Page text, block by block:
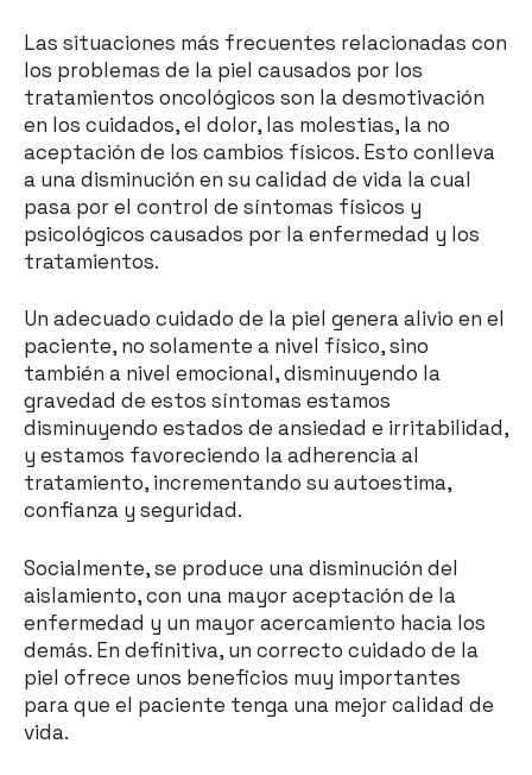
Las situaciones más frecuentes relacionadas con
los problemas de la piel causados por los
tratamientos oncológicos son la desmotivación
en los cuidados, el dolor, las molestias, la no
aceptación de los cambios físicos. Esto conlleva
a una disminución en su calidad de vida la cual
pasa por el control de síntomas físicos y
psicológicos causados por la enfermedad y los
tratamientos.
Un adecuado cuidado de la piel genera alivio en el
paciente, no solamente a nivel físico, sino
también a nivel emocional, disminuyendo la
gravedad de estos síntomas estamos
disminuyendo estados de ansiedad e irritabilidad,
y estamos favoreciendo la adherencia al
tratamiento, incrementando su autoestima,
confianza y seguridad.
Socialmente, se produce una disminución del
aislamiento, con una mayor aceptación de la
enfermedad y un mayor acercamiento hacia los
demás. En definitiva, un correcto cuidado de la
piel ofrece unos beneficios muy importantes
para que el paciente tenga una mejor calidad de
vida.